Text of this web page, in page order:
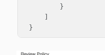
}
]
}